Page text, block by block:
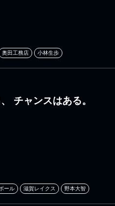
奥田工務店 小林生歩
チャンスはある。
ール 滋賀レイクス 野本大智